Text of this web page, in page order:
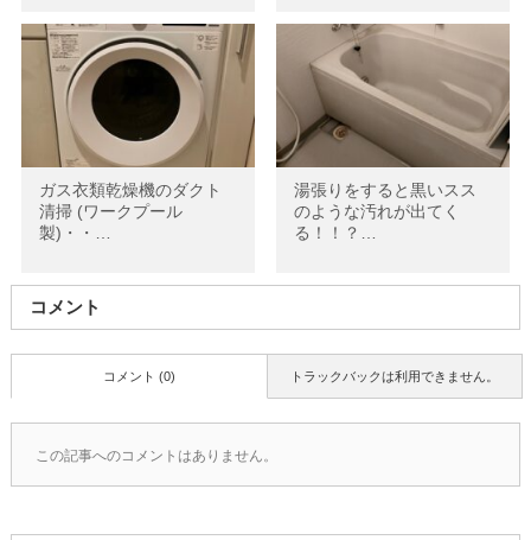
ガス衣類乾燥機のダクト
清掃 (ワークプール
製)・・…
湯張りをすると黒いスス
のような汚れが出てく
る！！？…
コメント
トラックバックは利用できません。
コメント (0)
この記事へのコメントはありません。